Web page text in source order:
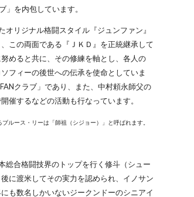
」を内包しています。
リジナル格闘スタイル『ジュンファン』
この両面である『ＪＫＤ』を正統継承して
めると共に、その修練を軸とし、各人の
フィーの後世への伝承を使命としていま
クラブ」であり、また、中村頼永師父の
催するなどの活動も行なっています。
ルース・リーは「師祖（シジョー）」と呼ばれます。
総合格闘技界のトップを行く修斗（シュー
に渡米してその実力を認められ、イノサン
も数名しかいないジークンドーのシニアイ